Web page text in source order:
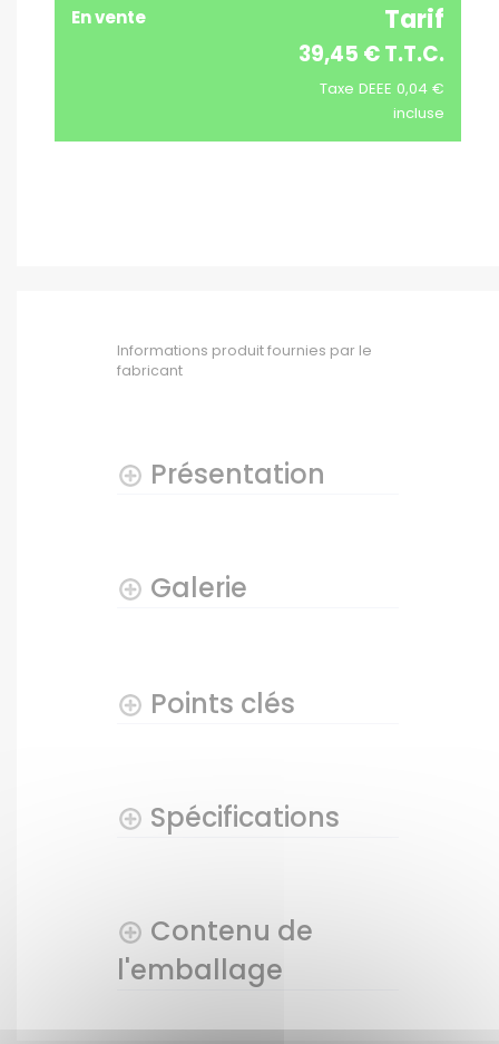
En vente Tarif
39,45 € T.T.C.
Taxe DEEE 0,04 €
incluse
Informations produit fournies par le
fabricant
Présentation
Galerie
Points clés
Spécifications
Contenu de
l'emballage